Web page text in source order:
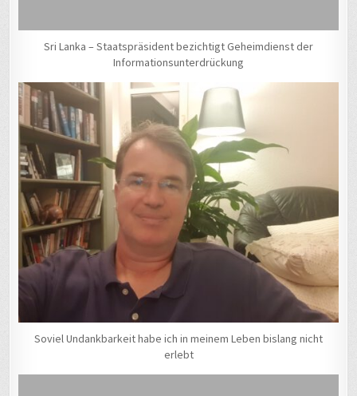
Sri Lanka – Staatspräsident bezichtigt Geheimdienst der
Informationsunterdrückung
Soviel Undankbarkeit habe ich in meinem Leben bislang nicht
erlebt